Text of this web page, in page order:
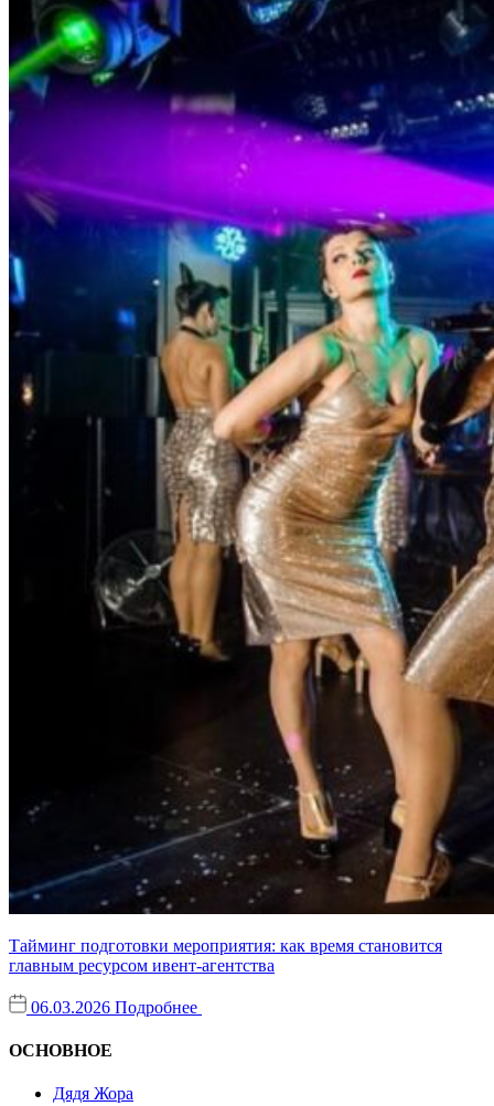
Тайминг подготовки мероприятия: как время становится
главным ресурсом ивент-агентства
06.03.2026 Подробнее
ОСНОВНОЕ
Дядя Жора